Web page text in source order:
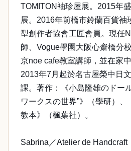
TOMITON袖珍屋展。2015年
展。2016年前橋市鈴蘭百貨袖
型創作者協會工匠會員。現任
師、Vogue學園大阪心齋橋分
京noe cafe教室講師，並在家
2013年7月起於名古屋榮中日
課。著作：《小島隆雄のドー
ワークスの世界”》（學研）
教本》（楓葉社）。
Sabrina／Atelier de Handcraft